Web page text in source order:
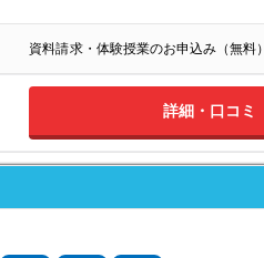
資料請求・体験授業のお申込み（無料）
詳細・口コミ